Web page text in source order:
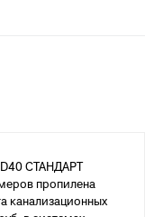
СТАНДАРТ
пропилена
канализационных